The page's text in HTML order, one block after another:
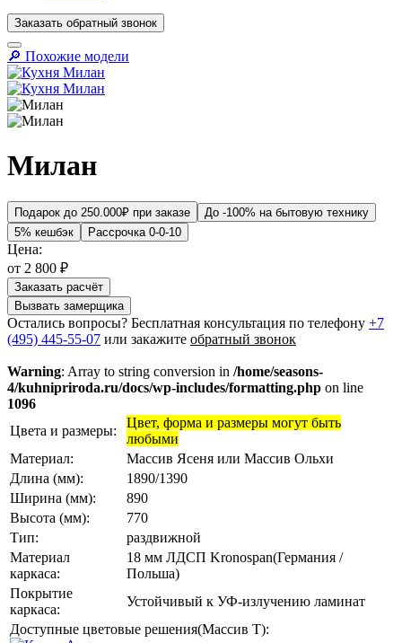
Заказать обратный звонок
🔎︎ Похожие модели
Милан
Подарок до 250.000₽ при заказе
До -100% на бытовую технику
5% кешбэк
Рассрочка 0-0-10
Цена:
от 2 800 ₽
Заказать расчёт
Вызвать замерщика
Остались вопросы? Бесплатная консультация по телефону +7
(495) 445-55-07 или закажите обратный звонок
Warning: Array to string conversion in /home/seasons-
4/kuhnipriroda.ru/docs/wp-includes/formatting.php on line
1096
Цвета и размеры:
Цвет, форма и размеры могут быть
любыми
Материал:
Массив Ясеня или Массив Ольхи
Длина (мм):
1890/1390
Ширина (мм):
890
Высота (мм):
770
Тип:
раздвижной
Материал
каркаса:
18 мм ЛДСП Kronospan(Германия /
Польша)
Покрытие
каркаса:
Устойчивый к УФ-излучению ламинат
Доступные цветовые решения(Массив Т):